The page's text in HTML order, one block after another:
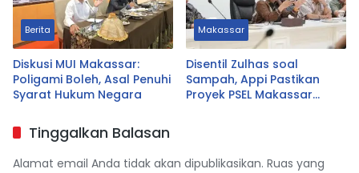
Berita
Diskusi MUI Makassar:
Poligami Boleh, Asal Penuhi
Syarat Hukum Negara
Makassar
Disentil Zulhas soal
Sampah, Appi Pastikan
Proyek PSEL Makassar
Tinggalkan Balasan
Alamat email Anda tidak akan dipublikasikan. Ruas yang